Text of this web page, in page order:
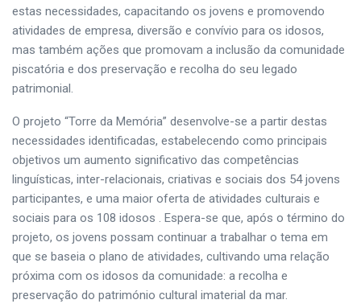
estas necessidades, capacitando os jovens e promovendo
atividades de empresa, diversão e convívio para os idosos,
mas também ações que promovam a inclusão da comunidade
piscatória e dos preservação e recolha do seu legado
patrimonial.
O projeto “Torre da Memória” desenvolve-se a partir destas
necessidades identificadas, estabelecendo como principais
objetivos um aumento significativo das competências
linguísticas, inter-relacionais, criativas e sociais dos 54 jovens
participantes, e uma maior oferta de atividades culturais e
sociais para os 108 idosos . Espera-se que, após o término do
projeto, os jovens possam continuar a trabalhar o tema em
que se baseia o plano de atividades, cultivando uma relação
próxima com os idosos da comunidade: a recolha e
preservação do património cultural imaterial da mar.